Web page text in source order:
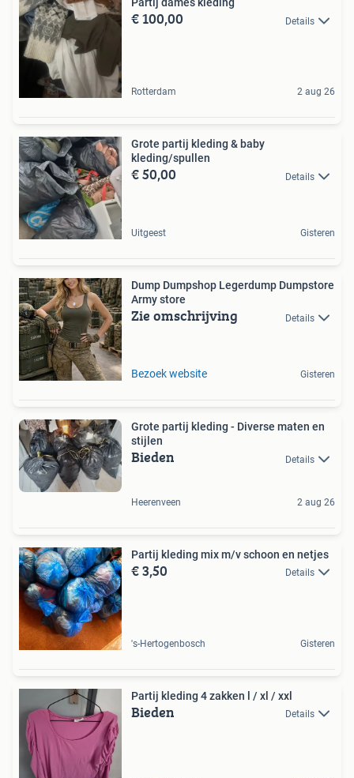
Partij dames kleding
€ 100,00 Details
Rotterdam 2 aug 26
Grote partij kleding & baby
kleding/spullen
€ 50,00 Details
Uitgeest Gisteren
Dump Dumpshop Legerdump Dumpstore
Army store
Zie omschrijving Details
Bezoek website Gisteren
Grote partij kleding - Diverse maten en
stijlen
Bieden Details
Heerenveen 2 aug 26
Partij kleding mix m/v schoon en netjes
€ 3,50 Details
's-Hertogenbosch Gisteren
Partij kleding 4 zakken l / xl / xxl
Bieden Details